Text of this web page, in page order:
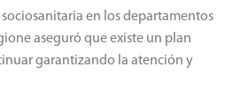
en los departamentos
aseguró que existe un plan
garantizando la atención y